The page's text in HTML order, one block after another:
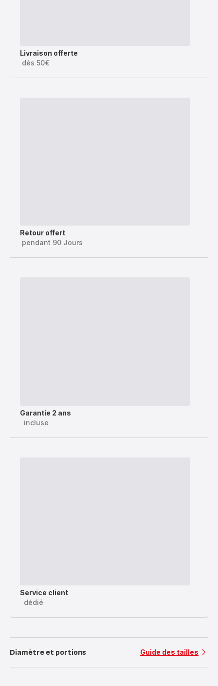
Livraison offerte
dès 50€
Retour offert
pendant 90 Jours
Garantie 2 ans
incluse
Service client
dédié
Diamètre et portions Guide des tailles